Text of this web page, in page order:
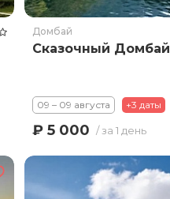
Домбай
Сказочный Домбай
09 – 09 августа +3 даты
₽ 5 000 / за 1 день